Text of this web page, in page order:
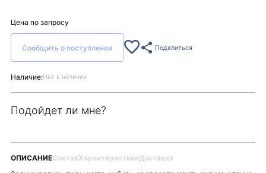
Цена по запросу
Сообщить о поступлении Поделиться
Наличие:Нет в наличии
Подойдет ли мне?
ОПИСАНИЕСоставХарактеристикиДоставка